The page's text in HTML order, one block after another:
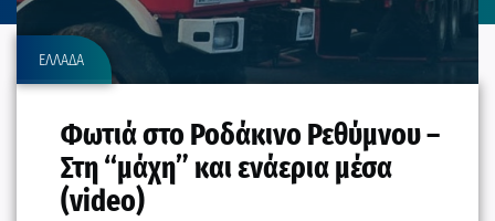
ΕΛΛΑΔΑ
Φωτιά στο Ροδάκινο Ρεθύμνου –
Στη “μάχη” και ενάερια μέσα
(video)